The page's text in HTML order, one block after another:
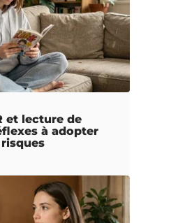
et lecture de
à adopter